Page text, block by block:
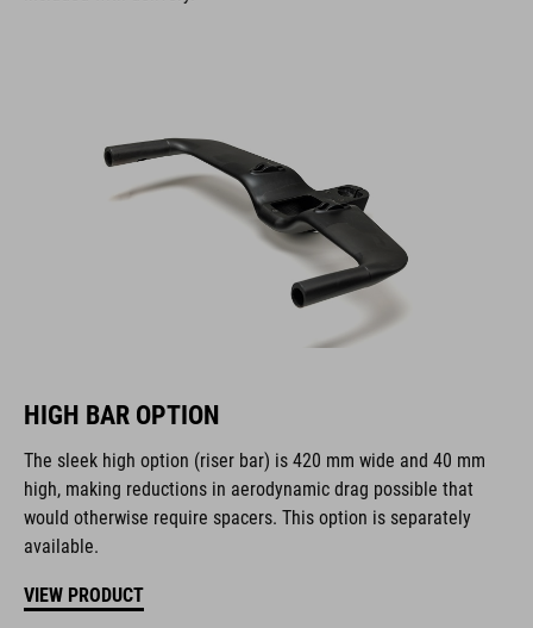
HIGH BAR OPTION
The sleek high option (riser bar) is 420 mm wide and 40 mm
high, making reductions in aerodynamic drag possible that
would otherwise require spacers. This option is separately
available.
VIEW PRODUCT